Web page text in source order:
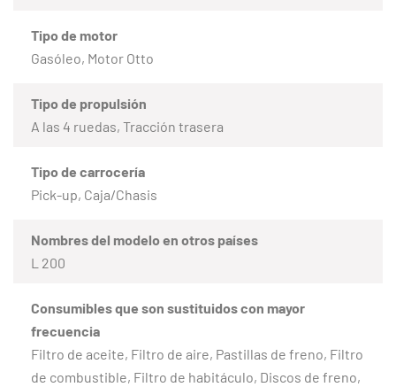
Tipo de motor
Gasóleo, Motor Otto
Tipo de propulsión
A las 4 ruedas, Tracción trasera
Tipo de carrocería
Pick-up, Caja/Chasis
Nombres del modelo en otros países
L 200
Consumibles que son sustituidos con mayor
frecuencia
Filtro de aceite, Filtro de aire, Pastillas de freno, Filtro
de combustible, Filtro de habitáculo, Discos de freno,